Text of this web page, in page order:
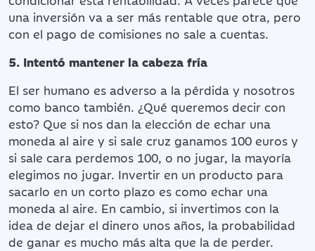
una inversión va a ser más rentable que otra, pero
con el pago de comisiones no sale a cuentas.
5. Intentó mantener la cabeza fría
El ser humano es adverso a la pérdida y nosotros
como banco también. ¿Qué queremos decir con
esto? Que si nos dan la elección de echar una
moneda al aire y si sale cruz ganamos 100 euros y
si sale cara perdemos 100, o no jugar, la mayoría
elegimos no jugar. Invertir en un producto para
sacarlo en un corto plazo es como echar una
moneda al aire. En cambio, si invertimos con la
idea de dejar el dinero unos años, la probabilidad
de ganar es mucho más alta que la de perder.